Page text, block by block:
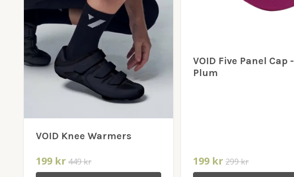
VOID Knee Warmers
199 kr 449 kr
VOID Five Panel Cap -
Plum
199 kr 299 kr